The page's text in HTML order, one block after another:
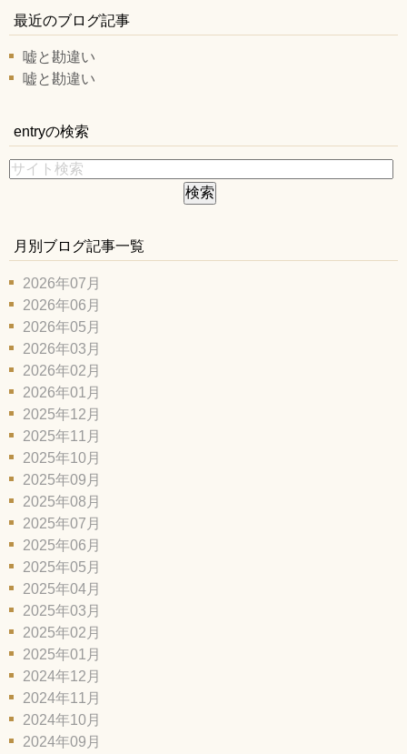
最近のブログ記事
嘘と勘違い
嘘と勘違い
entryの検索
月別ブログ記事一覧
2026年07月
2026年06月
2026年05月
2026年03月
2026年02月
2026年01月
2025年12月
2025年11月
2025年10月
2025年09月
2025年08月
2025年07月
2025年06月
2025年05月
2025年04月
2025年03月
2025年02月
2025年01月
2024年12月
2024年11月
2024年10月
2024年09月